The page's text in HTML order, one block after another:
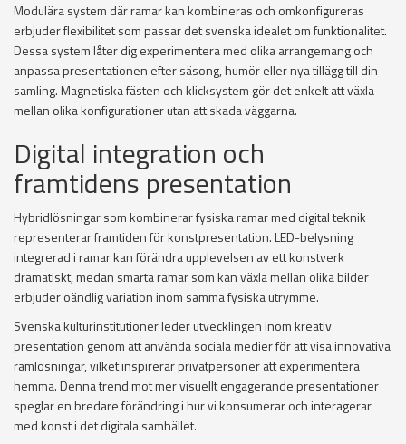
Modulära system där ramar kan kombineras och omkonfigureras
erbjuder flexibilitet som passar det svenska idealet om funktionalitet.
Dessa system låter dig experimentera med olika arrangemang och
anpassa presentationen efter säsong, humör eller nya tillägg till din
samling. Magnetiska fästen och klicksystem gör det enkelt att växla
mellan olika konfigurationer utan att skada väggarna.
Digital integration och
framtidens presentation
Hybridlösningar som kombinerar fysiska ramar med digital teknik
representerar framtiden för konstpresentation. LED-belysning
integrerad i ramar kan förändra upplevelsen av ett konstverk
dramatiskt, medan smarta ramar som kan växla mellan olika bilder
erbjuder oändlig variation inom samma fysiska utrymme.
Svenska kulturinstitutioner leder utvecklingen inom kreativ
presentation genom att använda sociala medier för att visa innovativa
ramlösningar, vilket inspirerar privatpersoner att experimentera
hemma. Denna trend mot mer visuellt engagerande presentationer
speglar en bredare förändring i hur vi konsumerar och interagerar
med konst i det digitala samhället.